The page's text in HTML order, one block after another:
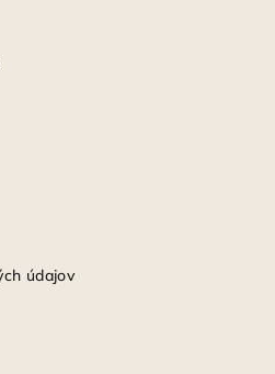
údajov